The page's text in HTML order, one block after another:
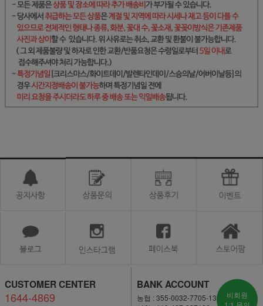
CUSTOMER CENTER
1644-4869
BANK ACCOUNT
농협 : 355-0032-7705-13
비회원